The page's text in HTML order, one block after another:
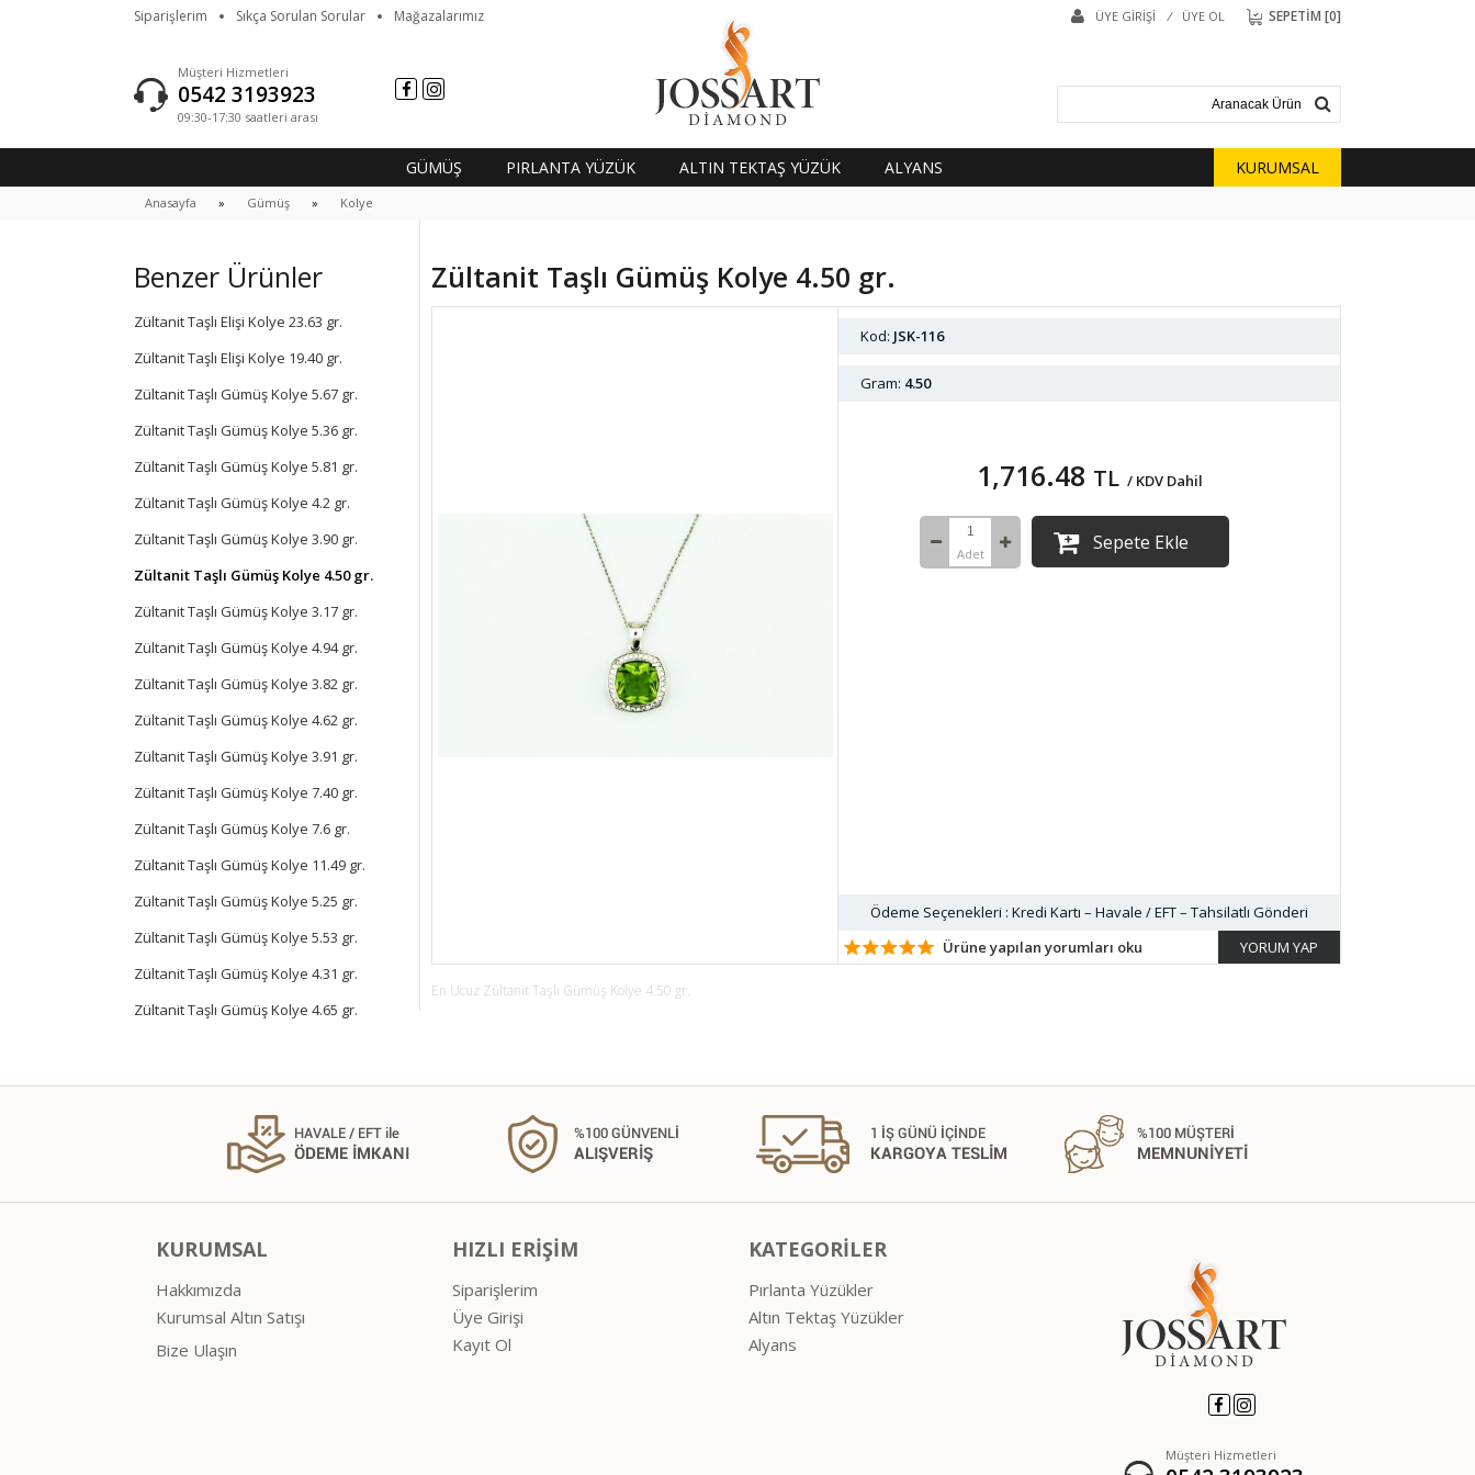
Siparişlerim Sıkça Sorulan Sorular Mağazalarımız SEPETİM [0]
ÜYE GİRİŞİ / ÜYE OL
Müşteri Hizmetleri
0542 3193923
09:30-17:30 saatleri arası
GÜMÜŞ PIRLANTA YÜZÜK ALTIN TEKTAŞ YÜZÜK ALYANS KURUMSAL
Anasayfa Gümüş Kolye
Benzer Ürünler
Zültanit Taşlı Elişi Kolye 23.63 gr.
Zültanit Taşlı Elişi Kolye 19.40 gr.
Zültanit Taşlı Gümüş Kolye 5.67 gr.
Zültanit Taşlı Gümüş Kolye 5.36 gr.
Zültanit Taşlı Gümüş Kolye 5.81 gr.
Zültanit Taşlı Gümüş Kolye 4.2 gr.
Zültanit Taşlı Gümüş Kolye 3.90 gr.
Zültanit Taşlı Gümüş Kolye 4.50 gr.
Zültanit Taşlı Gümüş Kolye 3.17 gr.
Zültanit Taşlı Gümüş Kolye 4.94 gr.
Zültanit Taşlı Gümüş Kolye 3.82 gr.
Zültanit Taşlı Gümüş Kolye 4.62 gr.
Zültanit Taşlı Gümüş Kolye 3.91 gr.
Zültanit Taşlı Gümüş Kolye 7.40 gr.
Zültanit Taşlı Gümüş Kolye 7.6 gr.
Zültanit Taşlı Gümüş Kolye 11.49 gr.
Zültanit Taşlı Gümüş Kolye 5.25 gr.
Zültanit Taşlı Gümüş Kolye 5.53 gr.
Zültanit Taşlı Gümüş Kolye 4.31 gr.
Zültanit Taşlı Gümüş Kolye 4.65 gr.
Zültanit Taşlı Gümüş Kolye 4.50 gr.
Kod: JSK-116
Gram: 4.50
1,716.48 TL / KDV Dahil
Adet Sepete Ekle
Ödeme Seçenekleri : Kredi Kartı – Havale / EFT – Tahsilatlı Gönderi
Ürüne yapılan yorumları oku
YORUM YAP
En Ucuz Zültanit Taşlı Gümüş Kolye 4.50 gr.
KURUMSAL
Hakkımızda
Kurumsal Altın Satışı
Bize Ulaşın
HIZLI ERİŞİM
Siparişlerim
Üye Girişi
Kayıt Ol
KATEGORİLER
Pırlanta Yüzükler
Altın Tektaş Yüzükler
Alyans
Müşteri Hizmetleri